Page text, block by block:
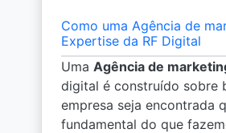
Como uma Agência de
Expertise da RF Digital
Uma Agência de
digital é construído sobre
empresa seja encontrada
fundamental do que